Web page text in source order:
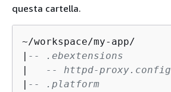
questa cartella.
~/workspace/my-app/
| -- .ebextensions
|
-- httpd-proxy.config
| -- .platform